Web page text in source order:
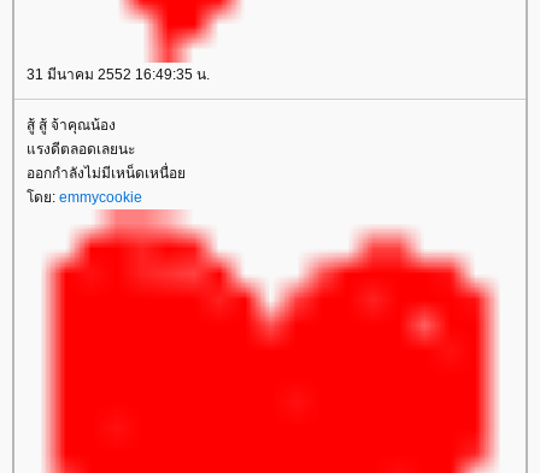
31 มีนาคม 2552 16:49:35 น.
สู้ สู้ จ้าคุณน้อง
รงดีตลอดเลยนะ
ออกกำลังไม่มีเหน็ดเหนื่อ
ดย: emmycookie